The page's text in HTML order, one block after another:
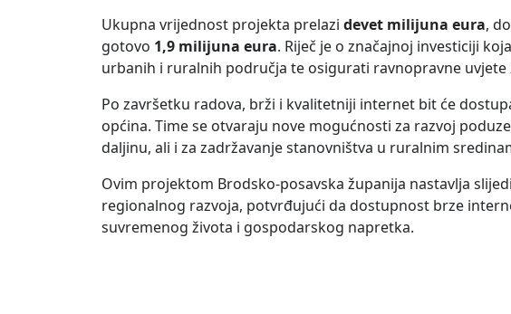
Ukupna vrijednost projekta prelazi devet milijuna eura,
gotovo 1,9 milijuna eura. Riječ je o značajnoj investiciji
urbanih i ruralnih područja te osigurati ravnopravne uvjete
Po završetku radova, brži i kvalitetniji internet bit će
općina. Time se otvaraju nove mogućnosti za razvoj
daljinu, ali i za zadržavanje stanovništva u ruralnim
Ovim projektom Brodsko-posavska županija nastavlja
regionalnog razvoja, potvrđujući da dostupnost brze
suvremenog života i gospodarskog napretka.